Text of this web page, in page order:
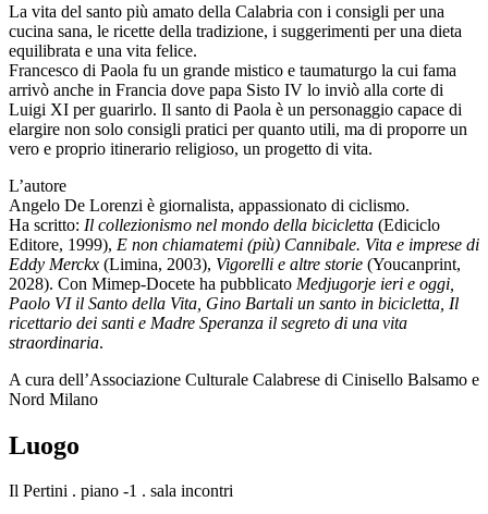
La vita del santo più amato della Calabria con i consigli per una
cucina sana, le ricette della tradizione, i suggerimenti per una dieta
equilibrata e una vita felice.
Francesco di Paola fu un grande mistico e taumaturgo la cui fama
arrivò anche in Francia dove papa Sisto IV lo inviò alla corte di
Luigi XI per guarirlo. Il santo di Paola è un personaggio capace di
elargire non solo consigli pratici per quanto utili, ma di proporre un
vero e proprio itinerario religioso, un progetto di vita.
L’autore
Angelo De Lorenzi è giornalista, appassionato di ciclismo.
Ha scritto: Il collezionismo nel mondo della bicicletta (Ediciclo
Editore, 1999), E non chiamatemi (più) Cannibale. Vita e imprese di
Eddy Merckx (Limina, 2003), Vigorelli e altre storie (Youcanprint,
2028). Con Mimep-Docete ha pubblicato Medjugorje ieri e oggi,
Paolo VI il Santo della Vita, Gino Bartali un santo in bicicletta, Il
ricettario dei santi e Madre Speranza il segreto di una vita
straordinaria.
A cura dell’Associazione Culturale Calabrese di Cinisello Balsamo e
Nord Milano
Luogo
Il Pertini . piano -1 . sala incontri